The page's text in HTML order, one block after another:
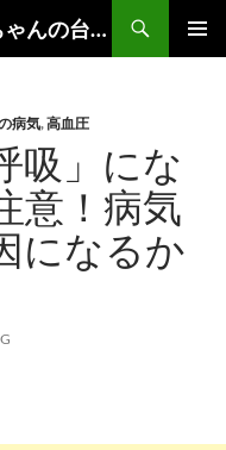
ばあちゃんの料理教室｜ばあちゃんの台所から学ぶ、食と健康の知恵
病気,高血圧
吸」にな
意！病気
になるか